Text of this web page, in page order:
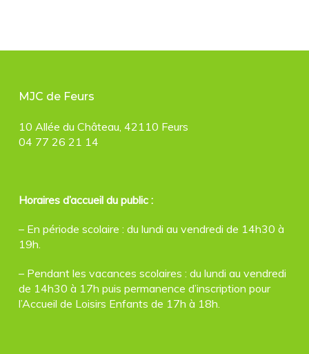
MJC de Feurs
10 Allée du Château, 42110 Feurs
04 77 26 21 14
Horaires d’accueil du public :
– En période scolaire : du lundi au vendredi de 14h30 à
19h.
– Pendant les vacances scolaires : du lundi au vendredi
de 14h30 à 17h puis permanence d’inscription pour
l’Accueil de Loisirs Enfants de 17h à 18h.